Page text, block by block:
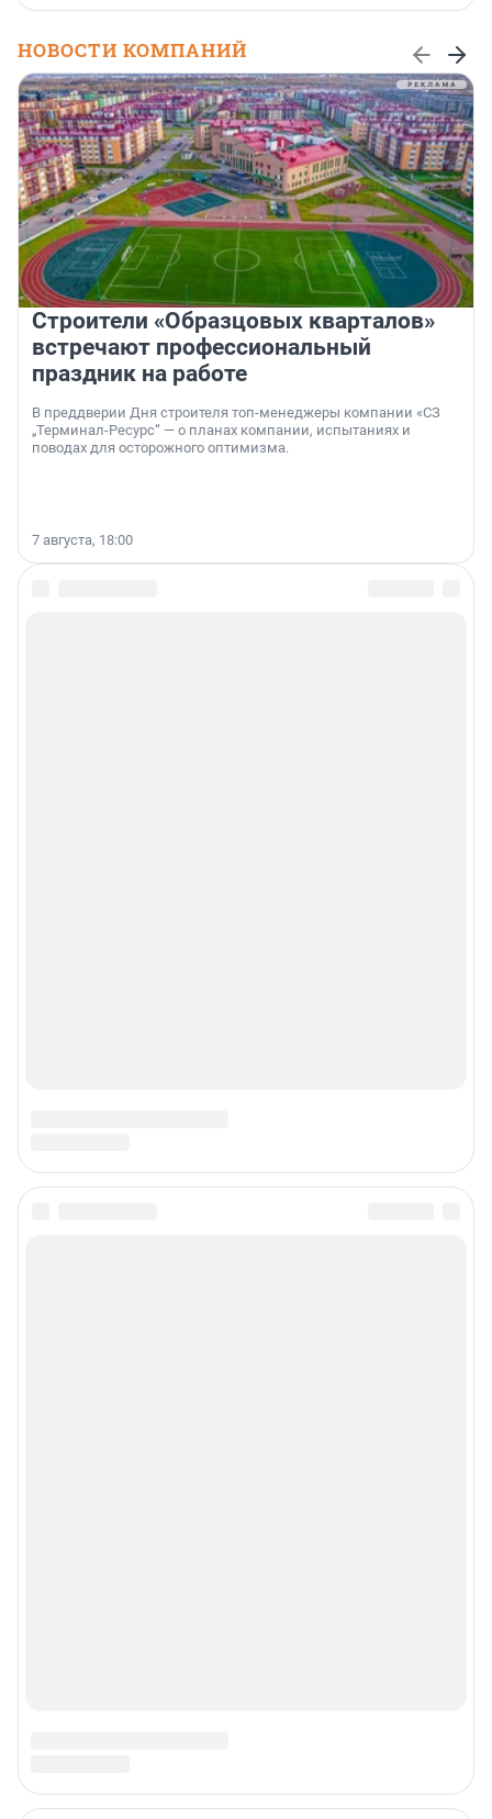
НОВОСТИ КОМПАНИЙ
Строители «Образцовых кварталов»
встречают профессиональный
праздник на работе
В преддверии Дня строителя топ-менеджеры компании «СЗ
„Терминал-Ресурс“ — о планах компании, испытаниях и
поводах для осторожного оптимизма.
7 августа, 18:00